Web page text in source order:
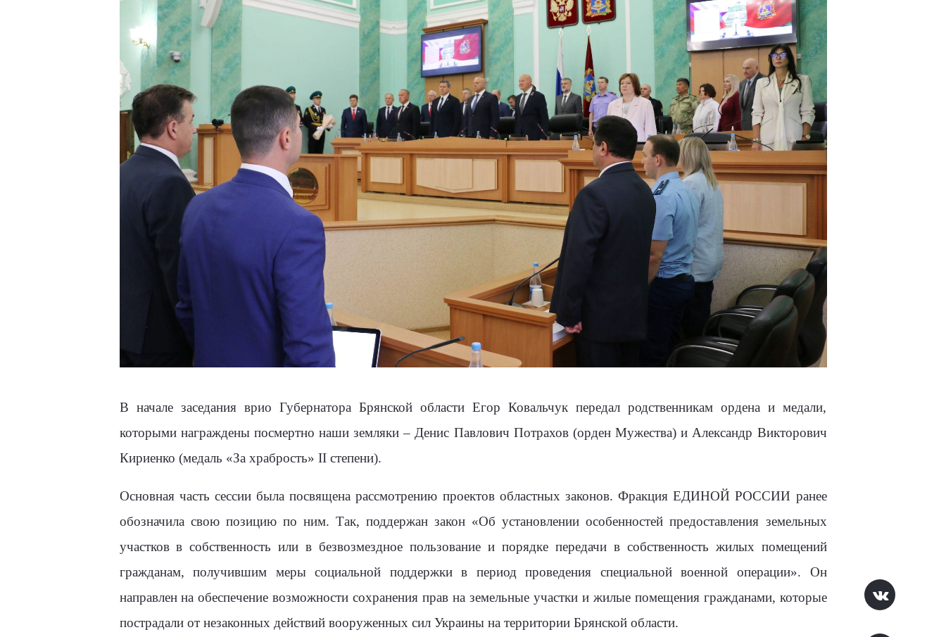
В начале заседания врио Губернатора Брянской области Егор Ковальчук передал родственникам ордена и медали,
которыми награждены посмертно наши земляки – Денис Павлович Потрахов (орден Мужества) и Александр Викторович
Кириенко (медаль «За храбрость» II степени).
Основная часть сессии была посвящена рассмотрению проектов областных законов. Фракция ЕДИНОЙ РОССИИ ранее
обозначила свою позицию по ним. Так, поддержан закон «Об установлении особенностей предоставления земельных
участков в собственность или в безвозмездное пользование и порядке передачи в собственность жилых помещений
гражданам, получившим меры социальной поддержки в период проведения специальной военной операции». Он
направлен на обеспечение возможности сохранения прав на земельные участки и жилые помещения гражданами, которые
пострадали от незаконных действий вооруженных сил Украины на территории Брянской области.